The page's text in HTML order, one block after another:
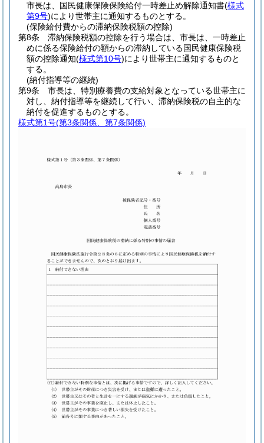
市長は、国民健康保険保険給付一時差止め解除通知書(様式
第9号)により世帯主に通知するものとする。
(保険給付費からの滞納保険税額の控除)
第8条
滞納保険税額の控除を行う場合は、市長は、一時差止
めに係る保険給付の額からの滞納している国民健康保険税
額の控除通知(様式第10号)により世帯主に通知するものと
する。
(納付指導等の継続)
第9条
市長は、特別療養費の支給対象となっている世帯主に
対し、納付指導等を継続して行い、滞納保険税の自主的な
納付を促進するものとする。
様式第1号(第3条関係、第7条関係)